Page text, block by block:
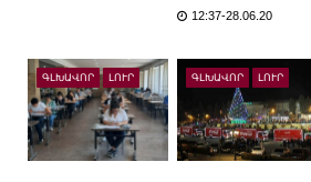
12:37-28.06.20
ԳԼԽԱՎՈՐ ԼՈՒՐ ԳԼԽԱՎՈՐ ԼՈՒՐ